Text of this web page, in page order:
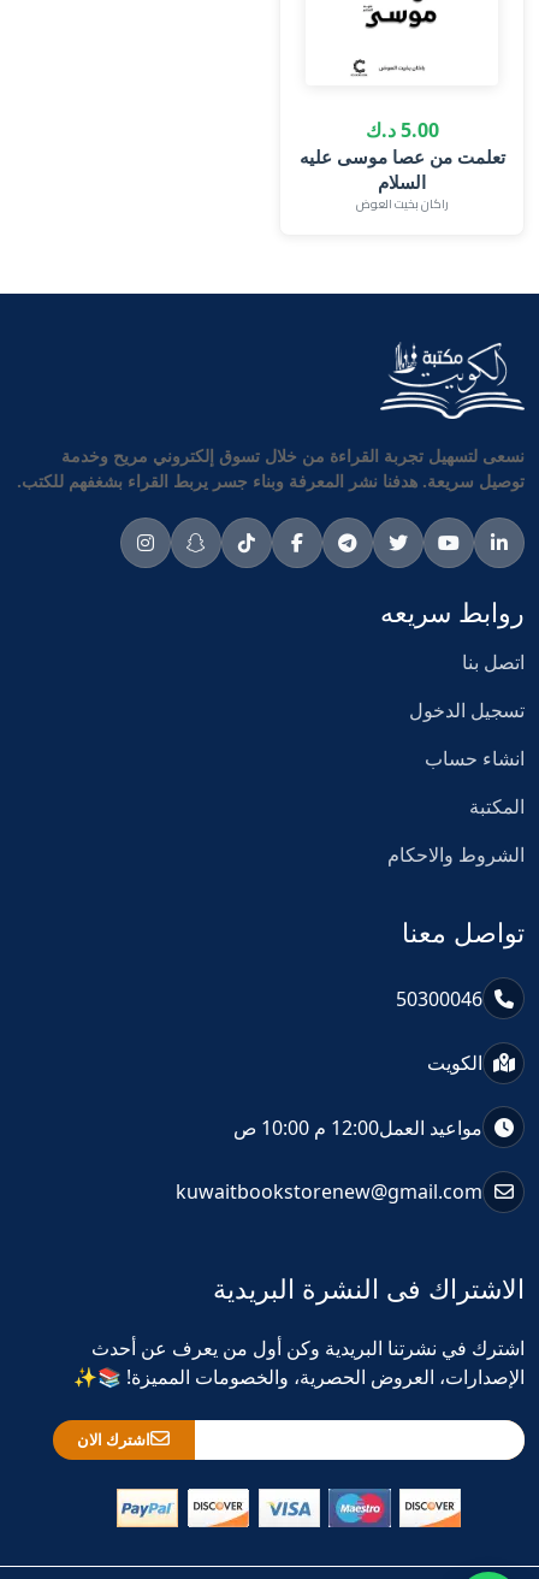
5.00 د.ك
تعلمت من عصا موسى عليه
السلام
راكان بخيت العوض
نسعى لتسهيل تجربة القراءة من خلال تسوق إلكتروني مريح وخدمة
توصيل سريعة. هدفنا نشر المعرفة وبناء جسر يربط القراء بشغفهم للكتب.
روابط سريعه
اتصل بنا
تسجيل الدخول
انشاء حساب
المكتبة
الشروط والاحكام
تواصل معنا
50300046
الكويت
مواعيد العمل12:00 م 10:00 ص
kuwaitbookstorenew@gmail.com
الاشتراك فى النشرة البريدية
اشترك في نشرتنا البريدية وكن أول من يعرف عن أحدث
الإصدارات، العروض الحصرية، والخصومات المميزة! 📚✨
اشترك الان